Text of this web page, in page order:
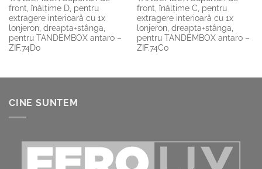
front, înălţime D, pentru
extragere interioară cu 1x
lonjeron, dreapta+stânga,
pentru TANDEMBOX antaro –
ZIF.74D0
front, înălţime C, pentru
extragere interioară cu 1x
lonjeron, dreapta+stânga,
pentru TANDEMBOX antaro –
ZIF.74C0
CINE SUNTEM